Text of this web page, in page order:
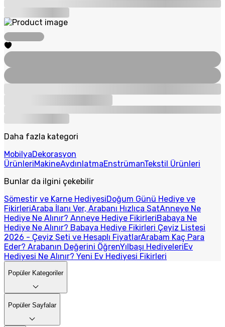
Daha fazla kategori
MobilyaDekorasyon
ÜrünleriMakineAydınlatmaEnstrümanTekstil Ürünleri
Bunlar da ilgini çekebilir
Sömestir ve Karne HediyesiDoğum Günü Hediye ve
FikirleriAraba İlanı Ver, Arabanı Hızlıca SatAnneye Ne
Hediye Ne Alınır? Anneye Hediye FikirleriBabaya Ne
Hediye Ne Alınır? Babaya Hediye Fikirleri Çeyiz Listesi
2026 - Çeyiz Seti ve Hesaplı FiyatlarArabam Kaç Para
Eder? Arabanın Değerini ÖğrenYılbaşı HediyeleriEv
Hediyesi Ne Alınır? Yeni Ev Hediyesi Fikirleri
Popüler Kategoriler
Popüler Sayfalar